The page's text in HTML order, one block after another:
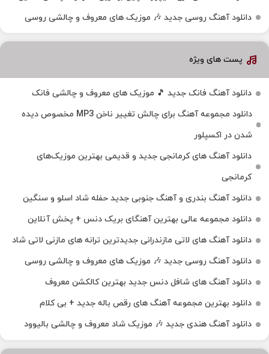
دانلود آهنگ روسی جدید 🎶 موزیک‌ های معروف و چالشی روسی
پست های ویژه
دانلود آهنگ فانک جدید 🎵 موزیک‌ های معروف و چالشی فانک
دانلود مجموعه آهنگ برای چالش تغییر ناخن MP3 مخصوص دیده
شدن در اکسپلور
دانلود آهنگ‌ های کرمانجی جدید و قدیمی بهترین موزیک‌های
کرمانجی
دانلود آهنگ بندری و آهنگ جنوبی جدید حفله شاد اسلو و سنگین
دانلود مجموعه عالی بهترین آهنگای بریک دنس + پخش آنلاین
دانلود آهنگ‌ های لاتی مازندرانی جدیدترین ترانه های مازنی لاتی شاد
دانلود آهنگ روسی جدید 🎶 موزیک‌ های معروف و چالشی روسی
دانلود آهنگ های شافل دنس جدید بهترین کالکشن معروف
دانلود بهترین مجموعه آهنگ های رقص باله جدید + بی کلام
دانلود آهنگ هندی جدید 🎶 موزیک شاد معروف و چالشی بالیوود